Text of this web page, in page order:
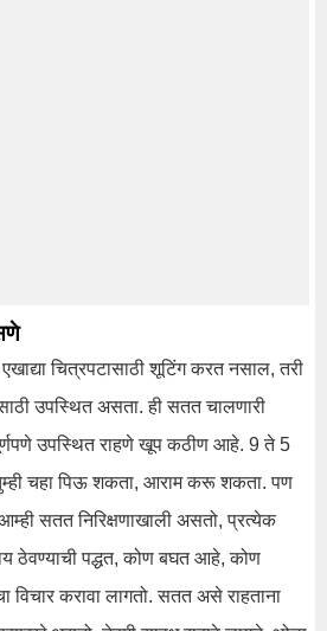
चित्रपटासाठी शूटिंग करत नसाल, तरी
उपस्थित असता. ही सतत चालणारी
उपस्थित राहणे खूप कठीण आहे. 9 ते 5
चहा पिऊ शकता, आराम करू शकता. पण
सतत निरिक्षणाखाली असतो, प्रत्येक
ठेवण्याची पद्धत, कोण बघत आहे, कोण
विचार करावा लागतो. सतत असे राहताना